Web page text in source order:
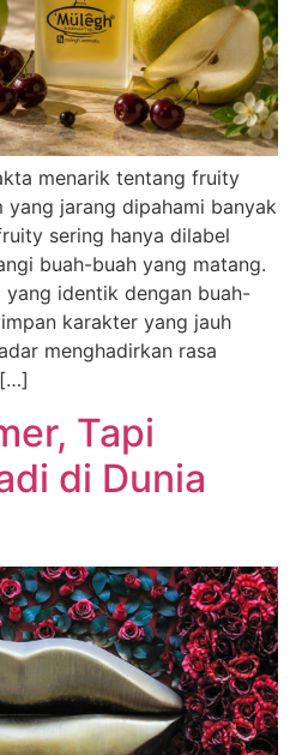
menarik tentang fruity
jarang dipahami banyak
sering hanya dilabel
buah-buah yang matang.
yang identik dengan buah-
karakter yang jauh
menghadirkan rasa
Tapi
di Dunia